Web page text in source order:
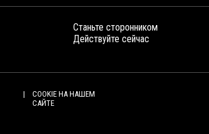
Станьте сторонником
Действуйте сейчас
COOKIE НА НАШЕМ
САЙТЕ